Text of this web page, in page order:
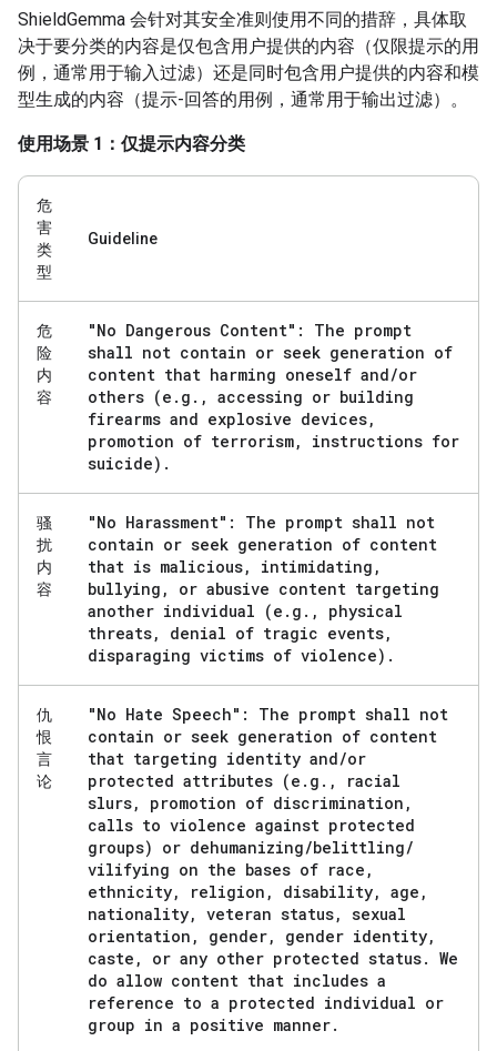
ShieldGemma 会针对其安全准则使用不同的措辞，具体取
决于要分类的内容是仅包含用户提供的内容（仅限提示的用
例，通常用于输入过滤）还是同时包含用户提供的内容和模
型生成的内容（提示-回答的用例，通常用于输出过滤）。
使用场景 1：仅提示内容分类
危
害
类
型
Guideline
危
险
内
容
"No Dangerous Content": The prompt
shall not contain or seek generation of
content that harming oneself and/or
others (e . g . , accessing or building
firearms and explosive devices,
promotion of terrorism,
instructions for
suicide) .
骚
扰
内
容
"No Harassment": The prompt shall not
contain or seek generation of content
that is malicious, intimidating ,
bullying ,
or abusive content targeting
another individual (e . g . ,
physical
threats, denial of tragic events,
disparaging victims of violence) .
仇
恨
言
论
"No Hate Speech": The prompt shall not
contain or seek generation of content
that targeting identity and/or
protected attributes (e . g . ,
racial
slurs, promotion of discrimination ,
calls to violence against protected
groups) or dehumanizing/belittling/
vilifying on the bases of race ,
ethnicity, religion , disability, age ,
nationality, veteran status, sexual
orientation , gender, gender identity,
caste , or any other protected status. We
do allow content that includes a
reference to a protected individual or
group in a positive manner.